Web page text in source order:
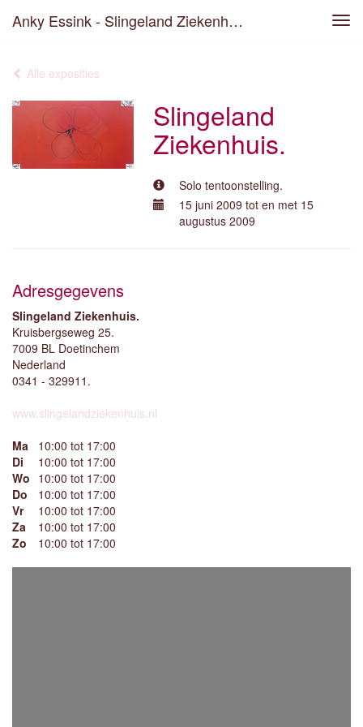
Anky Essink - Slingeland Ziekenhuis.
Alle exposities
Slingeland
Ziekenhuis.
Solo tentoonstelling.
15 juni 2009 tot en met 15
augustus 2009
Adresgegevens
Slingeland Ziekenhuis.
Kruisbergseweg 25.
7009 BL Doetinchem
Nederland
0341 - 329911.
www.slingelandziekenhuis.nl
Ma
10:00 tot 17:00
Di
10:00 tot 17:00
Wo 10:00 tot 17:00
Do
10:00 tot 17:00
Vr
10:00 tot 17:00
Za
10:00 tot 17:00
Zo
10:00 tot 17:00